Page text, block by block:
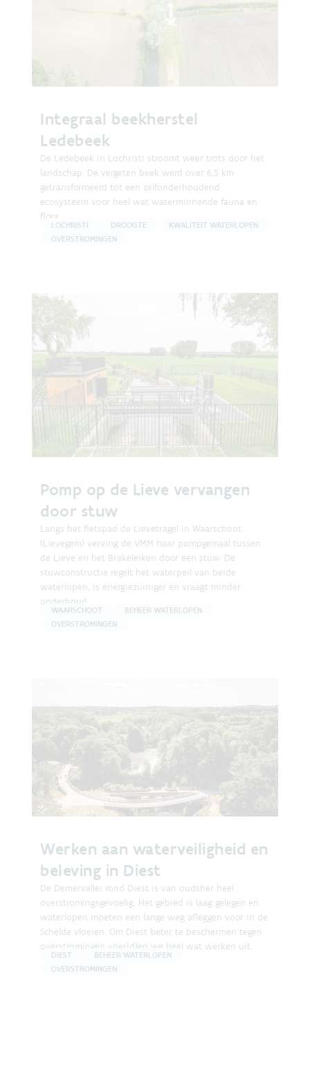
Integraal beekherstel
Ledebeek
De Ledebeek in Lochristi stroomt weer trots door het
landschap. De vergeten beek werd over 6,5 km
getransformeerd tot een zelfonderhoudend
ecosysteem voor heel wat waterminnende fauna en
flora.
LOCHRISTI DROOGTE
KWALITEIT WATERLOPEN
OVERSTROMINGEN
Pomp op de Lieve vervangen
door stuw
Langs het fietspad de Lievetragel in Waarschoot
(Lievegem) verving de VMM haar pompgemaal tussen
de Lieve en het Brakeleiken door een stuw. De
stuwconstructie regelt het waterpeil van beide
waterlopen, is energiezuiniger en vraagt minder
onderhoud
WAARSCHOOT
BEHEER WATERLOPEN
OVERSTROMINGEN
Werken aan waterveiligheid en
beleving in Diest
De Demervallei rond Diest is van oudsher heel
overstromingsgevoelig. Het gebied is laag gelegen en
waterlopen moeten een lange weg afleggen voor in de
Schelde vloeien. Om Diest beter te beschermen tegen
overstromingen voer(d)en we heel wat werken uit.
DIEST
BEHEER WATERLOPEN
OVERSTROMINGEN